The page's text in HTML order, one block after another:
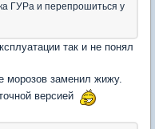
ГУРа и перепрошиться у
так и не понял
морозов заменил жижу.
версией